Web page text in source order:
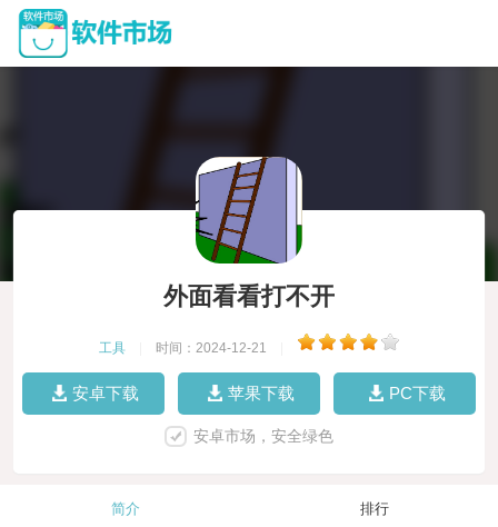
外面看看打不开
工具 时间：2024-12-21
安卓下载 苹果下载 PC下载
安卓市场，安全绿色
简介 排行